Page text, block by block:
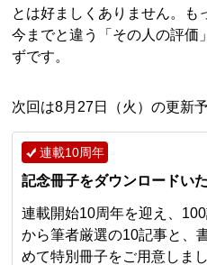
とは好ましくありません。も
今までと違う「その人の評価
ずです。
次回は8月27日（火）の更新予
連載10周年
記念冊子をダウンロードい
連載開始10周年を迎え、
から筆者厳選の10記事と、
めて特別冊子をご用意しまし